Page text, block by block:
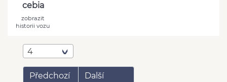
cebia
zobrazit
historii vozu
4
Předchozí Další